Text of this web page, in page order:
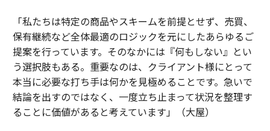
「私たちは特定の商品やスキームを前提とせず、売買、
保有継続など全体最適のロジックを元にしたあらゆるご
提案を行っています。そのなかには『何もしない』とい
う選択肢もある。重要なのは、クライアント様にとって
本当に必要な打ち手は何かを見極めることです。急いで
結論を出すのではなく、一度立ち止まって状況を整理す
ることに価値があると考えています」（大屋）